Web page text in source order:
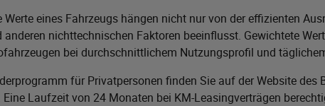
Werte eines Fahrzeugs hängen nicht nur von der effizienten
nichttechnischen Faktoren beeinflusst. Gewichtete
bei durchschnittlichem Nutzungsprofil und
für Privatpersonen finden Sie auf der Website des
Laufzeit von 24 Monaten bei KM-Leasingverträgen